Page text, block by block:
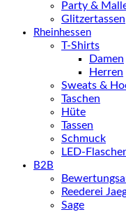
Party &
Glitzertassen
Rheinhessen
T-Shirts
Damen
Herren
Sweats &
Taschen
Hüte
Tassen
Schmuck
LED-
B2B
Reederei
Sage